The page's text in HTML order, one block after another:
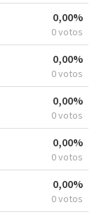
0,00%
0 votos
0,00%
0 votos
0,00%
0 votos
0,00%
0 votos
0,00%
0 votos